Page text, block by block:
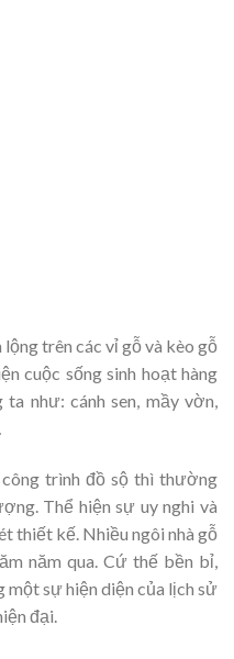
trên các vỉ gỗ và kèo gỗ
cuộc sống sinh hoạt hàng
ta như: cánh sen, mầy vờn,
trình đồ sộ thì thường
Thể hiện sự uy nghi và
thiết kế. Nhiều ngôi nhà gỗ
năm qua. Cứ thế bền bỉ,
sự hiện diện của lịch sử
đại.